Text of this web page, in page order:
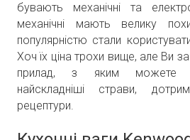
бувають механічні та
механічні мають велику
популярністю стали
Хоч їх ціна трохи вище, але Ви
прилад, з яким можете
найскладніші страви,
рецептури.